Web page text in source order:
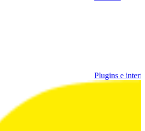
Plugins e